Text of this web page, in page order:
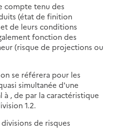
compte tenu des
(état de finition
de leurs conditions
fonction des
(risque de projections ou
se référera pour les
simultanée d'une
à , de par la caractéristique
1.2.
de risques